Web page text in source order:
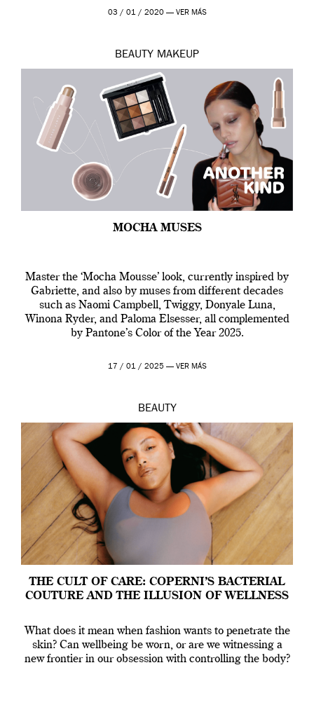
de 2019 hasta final de abril […]
03 / 01 / 2020 — VER MÁS
BEAUTY MAKEUP
MOCHA MUSES
Master the ‘Mocha Mousse’ look, currently inspired by
Gabriette, and also by muses from different decades
such as Naomi Campbell, Twiggy, Donyale Luna,
Winona Ryder, and Paloma Elsesser, all complemented
by Pantone’s Color of the Year 2025.
17 / 01 / 2025 — VER MÁS
BEAUTY
THE CULT OF CARE: COPERNI’S BACTERIAL
COUTURE AND THE ILLUSION OF WELLNESS
What does it mean when fashion wants to penetrate the
skin? Can wellbeing be worn, or are we witnessing a
new frontier in our obsession with controlling the body?